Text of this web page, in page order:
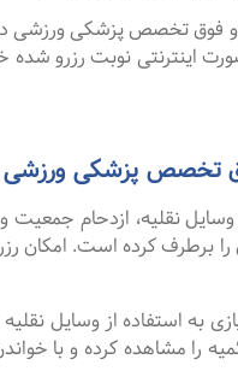
از متخصص و فوق تخصص
اینترنتی نوبت رزرو شده
تخصص پزشکی ورزشی
نقلیه، ازدحام
استفاده از وسایل نقلیه
کرده و با